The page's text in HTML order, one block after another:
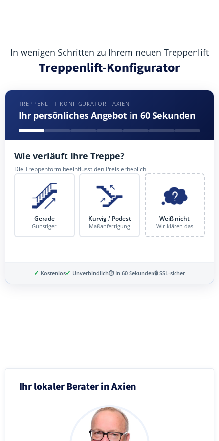
In wenigen Schritten zu Ihrem neuen Treppenlift
Treppenlift-Konfigurator
TREPPENLIFT-KONFIGURATOR · AXIEN
Ihr persönliches Angebot in 60 Sekunden
Wie verläuft Ihre Treppe?
Die Treppenform beeinflusst den Preis erheblich
Gerade
Günstiger
Kurvig / Podest
Maßanfertigung
Weiß nicht
Wir klären das
✓ Kostenlos✓ Unverbindlich⏱ In 60 Sekunden🔒 SSL-sicher
Ihr lokaler Berater in Axien